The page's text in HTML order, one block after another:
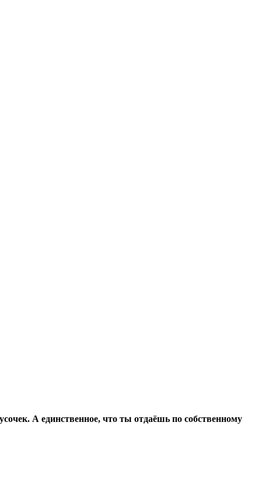
А единственное, что ты отдаёшь по собственному